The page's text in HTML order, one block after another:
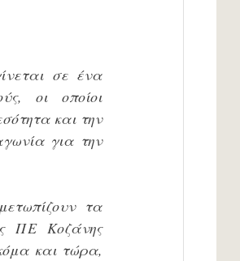
σε ένα
οι οποίοι
και την
για την
τα
ΠΕ Κοζάνης
και τώρα,